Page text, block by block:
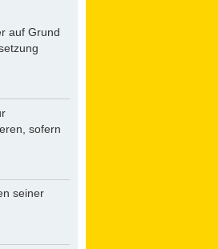
auf Grund
sofern
seiner